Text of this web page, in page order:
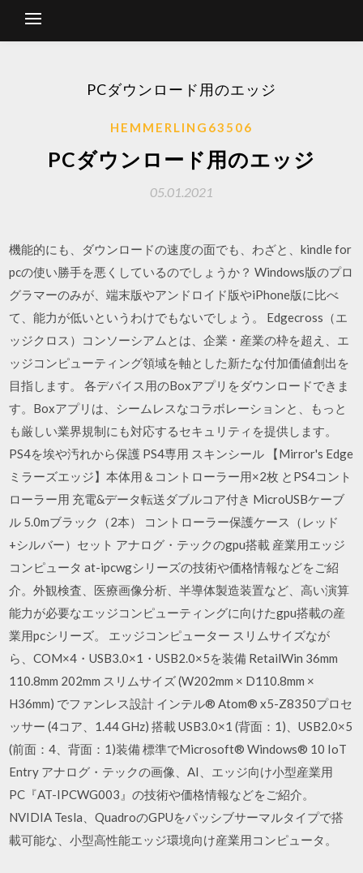
PCダウンロード用のエッジ
HEMMERLING63506
PCダウンロード用のエッジ
05.01.2021
機能的にも、ダウンロードの速度の面でも、わざと、kindle for
pcの使い勝手を悪くしているのでしょうか？ Windows版のプロ
グラマーのみが、端末版やアンドロイド版やiPhone版に比べ
て、能力が低いというわけでもないでしょう。 Edgecross（エ
ッジクロス）コンソーシアムとは、企業・産業の枠を超え、エ
ッジコンピューティング領域を軸とした新たな付加価値創出を
目指します。 各デバイス用のBoxアプリをダウンロードできま
す。Boxアプリは、シームレスなコラボレーションと、もっと
も厳しい業界規制にも対応するセキュリティを提供します。
PS4を埃や汚れから保護 PS4専用 スキンシール 【Mirror's Edge
ミラーズエッジ】本体用＆コントローラー用×2枚 とPS4コント
ローラー用 充電&データ転送ダブルコア付き MicroUSBケーブ
ル 5.0mブラック（2本） コントローラー保護ケース（レッド
+シルバー）セット アナログ・テックのgpu搭載 産業用エッジ
コンピュータ at-ipcwgシリーズの技術や価格情報などをご紹
介。外観検査、医療画像分析、半導体製造装置など、高い演算
能力が必要なエッジコンピューティングに向けたgpu搭載の産
業用pcシリーズ。 エッジコンピューター スリムサイズなが
ら、COM×4・USB3.0×1・USB2.0×5を装備 RetailWin 36mm
110.8mm 202mm スリムサイズ (W202mm × D110.8mm ×
H36mm) でファンレス設計 インテル® Atom® x5-Z8350プロセ
ッサー (4コア、1.44 GHz) 搭載 USB3.0×1 (背面：1)、USB2.0×5
(前面：4、背面：1)装備 標準でMicrosoft® Windows® 10 IoT
Entry アナログ・テックの画像、AI、エッジ向け小型産業用
PC『AT-IPCWG003』の技術や価格情報などをご紹介。
NVIDIA Tesla、QuadroのGPUをパッシブサーマルタイプで搭
載可能な、小型高性能エッジ環境向け産業用コンピュータ。